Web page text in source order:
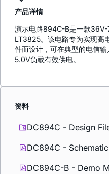
产品详情
演示电路894C-B是一款
LT3825。该电路专为实现高
件而设计，可在典型的电信
5.0V负载有效供电。
资料
DC894C - Design
DC894C - Schematic
DC894C-B - Demo